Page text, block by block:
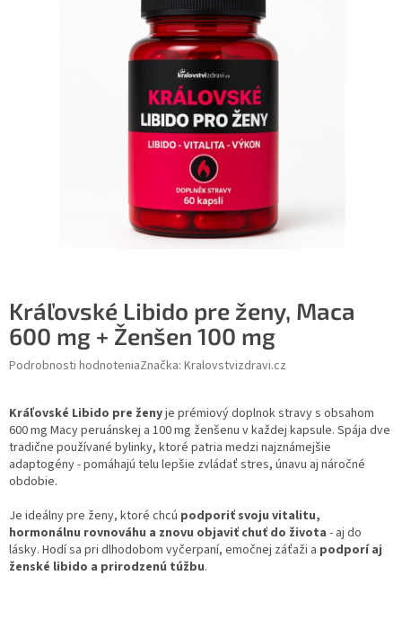
Kráľovské Libido pre ženy, Maca
600 mg + Ženšen 100 mg
Podrobnosti hodnoteniaZnačka: Kralovstvizdravi.cz
Kráľovské Libido pre ženyje prémiový doplnok stravy s obsahom
600 mg Macy peruánskej a 100 mg ženšenu v každej kapsule. Spája dve
tradične používané bylinky, ktoré patria medzi najznámejšie
adaptogény - pomáhajú telu lepšie zvládať stres, únavu aj náročné
obdobie.
Je ideálny pre ženy, ktoré chcú podporiť svoju vitalitu,
hormonálnu rovnováhu a znovu objaviť chuť do života - aj do
lásky. Hodí sa pri dlhodobom vyčerpaní, emočnej záťaži a podporí aj
ženské libido a prirodzenú túžbu.